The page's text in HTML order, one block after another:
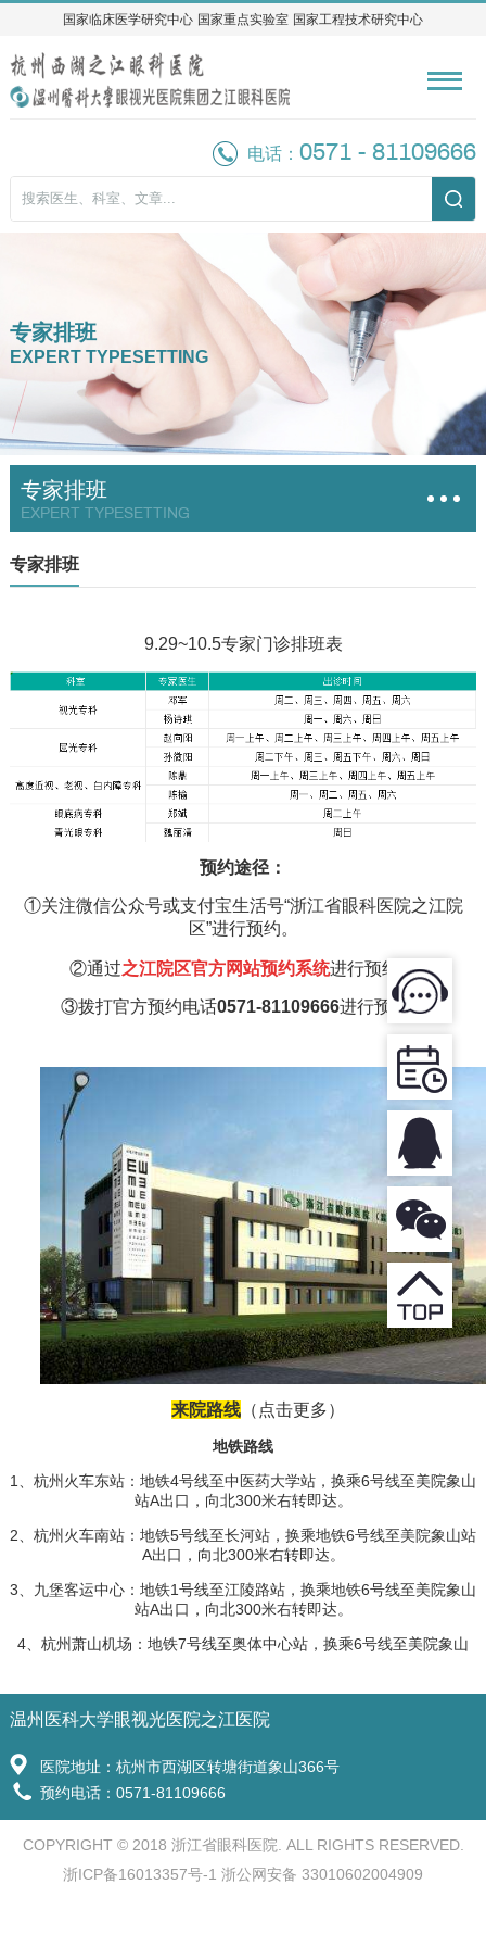
国家临床医学研究中心 国家重点实验室 国家工程技术研究中心
国家临床医学研究中心 国家重点实验室 国家工程技术研究中心
电话：0571 - 81109666
专家排班
EXPERT TYPESETTING
专家排班
EXPERT TYPESETTING
专家排班
9.29~10.5专家门诊排班表
预约途径：
①关注微信公众号或支付宝生活号“浙江省眼科医院之江院
区”进行预约。
②通过之江院区官方网站预约系统进行预约。
③拨打官方预约电话0571-81109666进行预约。
来院路线 （点击更多）
地铁路线
1、杭州火车东站：地铁4号线至中医药大学站，换乘6号线至美院象山
站A出口，向北300米右转即达。
2、杭州火车南站：地铁5号线至长河站，换乘地铁6号线至美院象山站
A出口，向北300米右转即达。
3、九堡客运中心：地铁1号线至江陵路站，换乘地铁6号线至美院象山
站A出口，向北300米右转即达。
4、杭州萧山机场：地铁7号线至奥体中心站，换乘6号线至美院象山
温州医科大学眼视光医院之江医院
医院地址：杭州市西湖区转塘街道象山366号
预约电话：0571-81109666
COPYRIGHT © 2018 浙江省眼科医院. ALL RIGHTS RESERVED.
浙ICP备16013357号-1 浙公网安备 33010602004909